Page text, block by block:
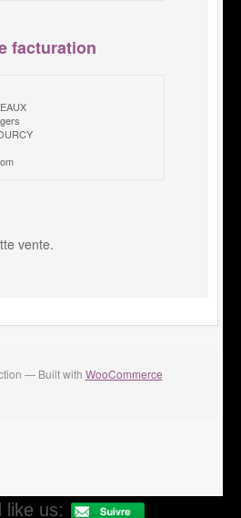
facturation
vente.
— Built with WooCommerce
like us: